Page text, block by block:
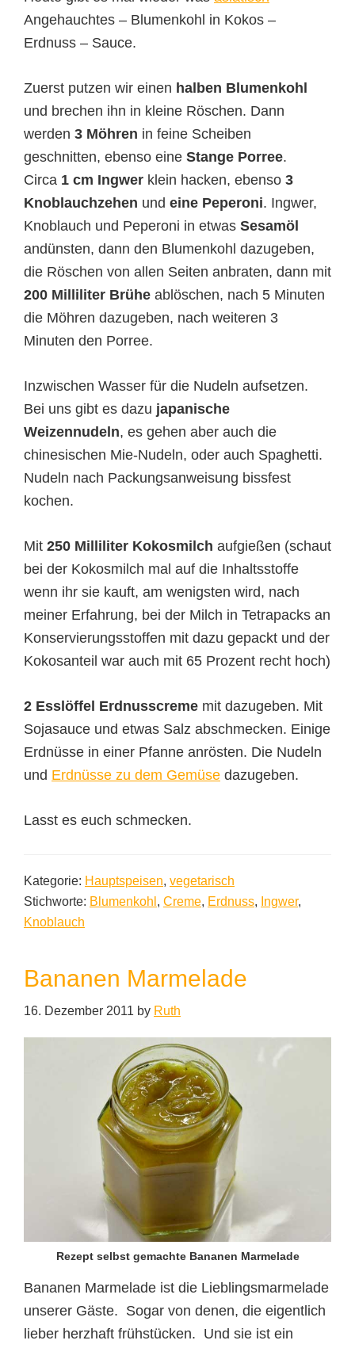
Angehauchtes – Blumenkohl in Kokos –
Erdnuss – Sauce.
Zuerst putzen wir einen halben Blumenkohl
und brechen ihn in kleine Röschen. Dann
werden 3 Möhren in feine Scheiben
geschnitten, ebenso eine Stange Porree.
Circa 1 cm Ingwer klein hacken, ebenso 3
Knoblauchzehen und eine Peperoni. Ingwer,
Knoblauch und Peperoni in etwas Sesamöl
andünsten, dann den Blumenkohl dazugeben,
die Röschen von allen Seiten anbraten, dann mit
200 Milliliter Brühe ablöschen, nach 5 Minuten
die Möhren dazugeben, nach weiteren 3
Minuten den Porree.
Inzwischen Wasser für die Nudeln aufsetzen.
Bei uns gibt es dazu japanische
Weizennudeln, es gehen aber auch die
chinesischen Mie-Nudeln, oder auch Spaghetti.
Nudeln nach Packungsanweisung bissfest
kochen.
Mit 250 Milliliter Kokosmilch aufgießen (schaut
bei der Kokosmilch mal auf die Inhaltsstoffe
wenn ihr sie kauft, am wenigsten wird, nach
meiner Erfahrung, bei der Milch in Tetrapacks an
Konservierungsstoffen mit dazu gepackt und der
Kokosanteil war auch mit 65 Prozent recht hoch)
2 Esslöffel Erdnusscreme mit dazugeben. Mit
Sojasauce und etwas Salz abschmecken. Einige
Erdnüsse in einer Pfanne anrösten. Die Nudeln
und Erdnüsse zu dem Gemüse dazugeben.
Lasst es euch schmecken.
Kategorie: Hauptspeisen, vegetarisch
Stichworte: Blumenkohl , Creme, Erdnuss, Ingwer,
Knoblauch
Bananen Marmelade
16. Dezember 2011 by Ruth
Rezept selbst gemachte Bananen Marmelade
Bananen Marmelade ist die Lieblingsmarmelade
unserer Gäste. Sogar von denen, die eigentlich
lieber herzhaft frühstücken. Und sie ist ein